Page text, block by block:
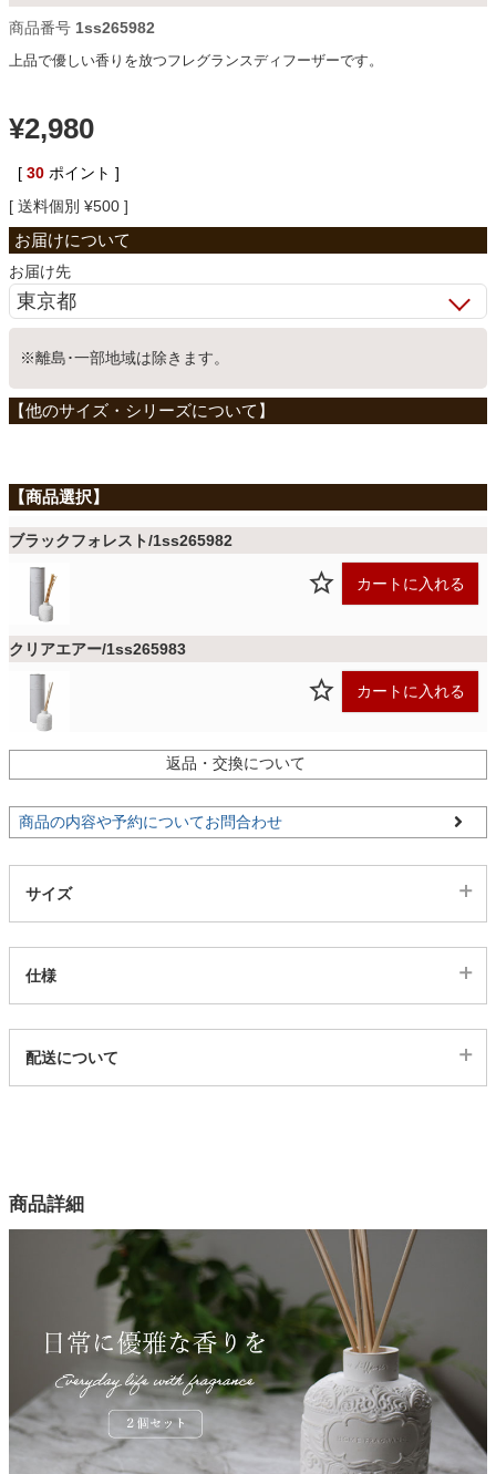
椅子・チェア
ベッド
収納家具
学習机
ホームオフィス
寝具
ファブリック
マット
インテリア雑貨
ガーデン
タワー
商品番号 1ss265982
上品で優しい香りを放つフレグランスディフーザーです。
¥2,980
[ 30 ポイント ]
送料個別 ¥500
お届け先
※離島･一部地域は除きます。
ブラックフォレスト/1ss265982
カートに入れる
クリアエアー/1ss265983
カートに入れる
返品・交換について
商品の内容や予約についてお問合わせ
サイズ
仕様
1ss265982
2色
香料・スティック
内容量
梱包サイズ
約9.5ｘ9.5x25(cm)
配送について
商品詳細